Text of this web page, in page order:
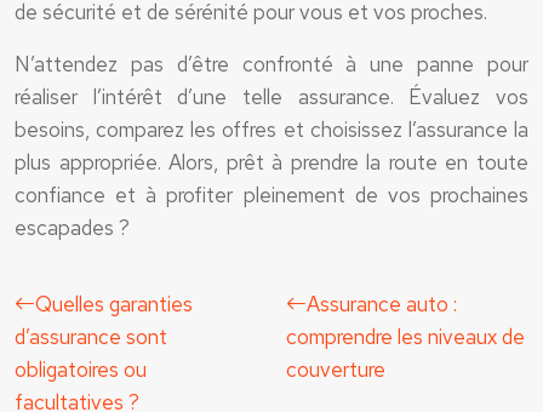
de sécurité et de sérénité pour vous et vos proches.
N’attendez pas d’être confronté à une panne pour
réaliser l’intérêt d’une telle assurance. Évaluez vos
besoins, comparez les offres et choisissez l’assurance la
plus appropriée. Alors, prêt à prendre la route en toute
confiance et à profiter pleinement de vos prochaines
escapades ?
Quelles garanties
d’assurance sont
obligatoires ou
facultatives ?
Assurance auto :
comprendre les niveaux de
couverture